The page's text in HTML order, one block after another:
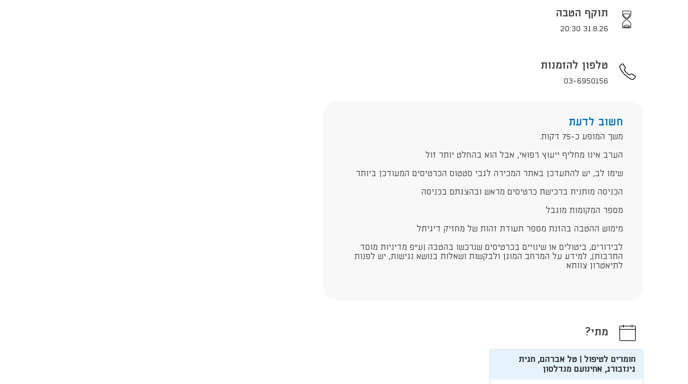
תוקף הטבה
31.8.26 20:30
טלפון להזמנות
03-6950156
חשוב לדעת
​משך המופע כ-75 דקות.
הערב אינו מחליף ייעוץ רפואי, אבל הוא בהחלט יותר זול
שימו לב, יש להתעדכן באתר המכירה לגבי סטטוס הכרטיסים המעודכן ביותר
הכניסה מותנית ברכישת כרטיסים מראש ובהצגתם בכניסה
מספר המקומות מוגבל
מימוש ההטבה בהזנת מספר תעודת זהות של מחזיק דיגיתל
לבירורים, ביטולים או שינויים בכרטיסים שנרכשו בהטבה (ע"פ מדיניות מוסד
התרבות), למידע על המרחב המוגן ולבקשות ושאלות בנושא נגישות, יש לפנות
לתיאטרון צוותא
מתי?
חומרים לטיפול | טל אברהם, חגית
גינזבורג, אחינועם מנדלסון